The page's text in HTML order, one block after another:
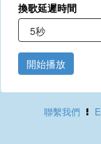
換歌延遲時間
開始播放
聯繫我們